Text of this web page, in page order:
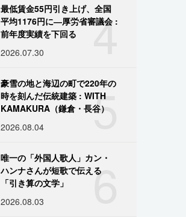
4
最低賃金55円引き上げ、全国
平均1176円に―厚労省審議会 :
前年度実績を下回る
2026.07.30
5
豪雪の地と海辺の町で220年の
時を刻んだ伝統建築 : WITH
KAMAKURA（鎌倉・長谷）
2026.08.04
6
唯一の「外国人歌人」カン・
ハンナさんが短歌で伝える
「引き算の文学」
2026.08.03